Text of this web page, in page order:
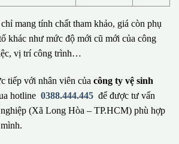
mang tính chất tham khảo, giá còn phụ
khác như mức độ mới cũ mới của công
vị trí công trình…
tiếp với nhân viên của công ty vệ sinh
hotline 0388.444.445 để được tư vấn
(Xã Long Hòa – TP.HCM) phù hợp